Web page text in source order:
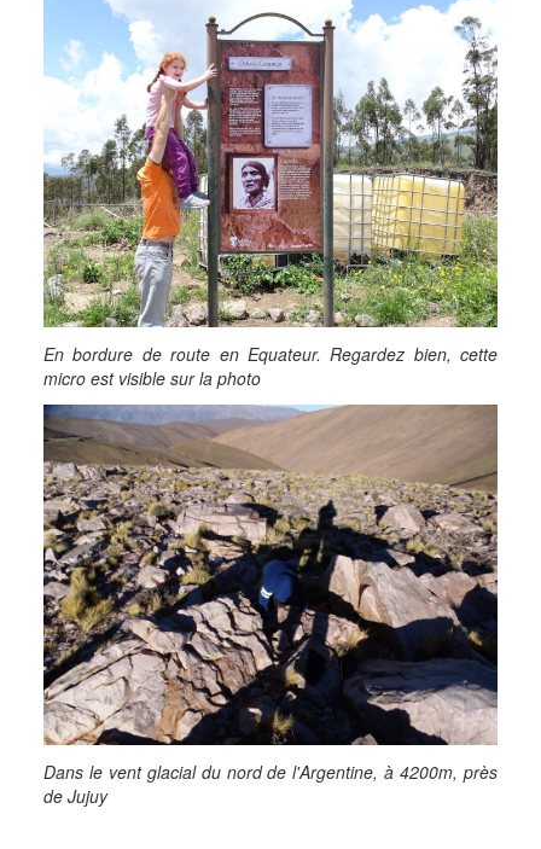
En bordure de route en Equateur. Regardez bien, cette
micro est visible sur la photo
Dans le vent glacial du nord de l'Argentine, à 4200m, près
de Jujuy